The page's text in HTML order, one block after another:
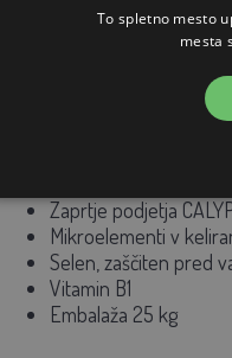
Primerno za mlečne in
Zaprtje podjetja
Mikroelementi v
Selen, zaščiten pred
Vitamin B1
Embalaža 25 kg
To spletno mesto
mesta